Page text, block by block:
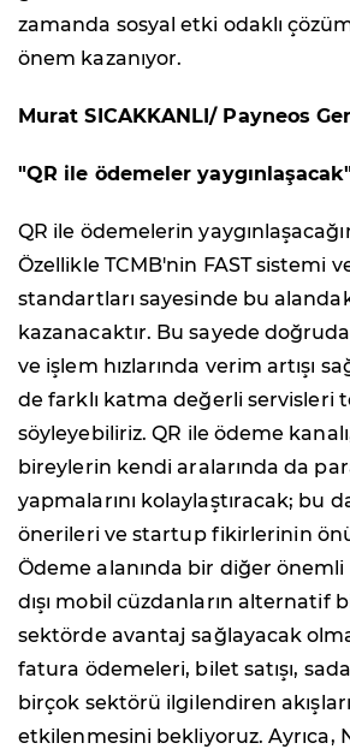
zamanda sosyal etki odaklı
önem kazanıyor.
Murat SICAKKANLI/ Payneos
"QR ile ödemeler
QR ile ödemelerin
Özellikle TCMB'nin FAST sistemi
standartları sayesinde bu
kazanacaktır. Bu sayede
ve işlem hızlarında verim artışı
de farklı katma değerli servisleri
söyleyebiliriz. QR ile ödeme
bireylerin kendi aralarında da
yapmalarını kolaylaştıracak; bu
önerileri ve startup fikirlerinin
Ödeme alanında bir diğer önemli
dışı mobil cüzdanların alternatif
sektörde avantaj sağlayacak
fatura ödemeleri, bilet satışı,
birçok sektörü ilgilendiren
etkilenmesini bekliyoruz. Ayrıca,